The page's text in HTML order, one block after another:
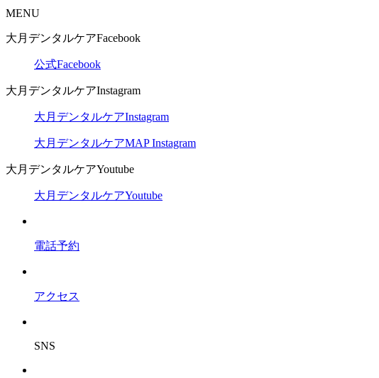
MENU
大月デンタルケアFacebook
公式Facebook
大月デンタルケアInstagram
大月デンタルケアInstagram
大月デンタルケアMAP Instagram
大月デンタルケアYoutube
大月デンタルケアYoutube
電話予約
アクセス
SNS